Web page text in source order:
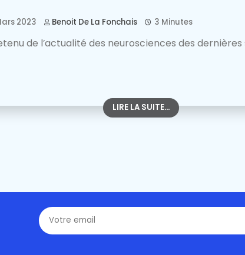
2023 Benoit De La Fonchais 3 Minutes
de l’actualité des neurosciences des
LIRE LA SUITE...